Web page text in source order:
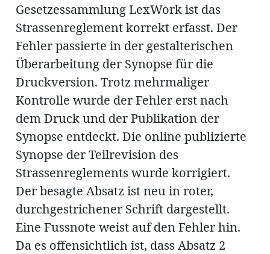
Gesetzessammlung LexWork ist das
Strassenreglement korrekt erfasst. Der
Fehler passierte in der gestalterischen
Überarbeitung der Synopse für die
Druckversion. Trotz mehrmaliger
Kontrolle wurde der Fehler erst nach
dem Druck und der Publikation der
Synopse entdeckt. Die online publizierte
Synopse der Teilrevision des
Strassenreglements wurde korrigiert.
Der besagte Absatz ist neu in roter,
durchgestrichener Schrift dargestellt.
Eine Fussnote weist auf den Fehler hin.
Da es offensichtlich ist, dass Absatz 2